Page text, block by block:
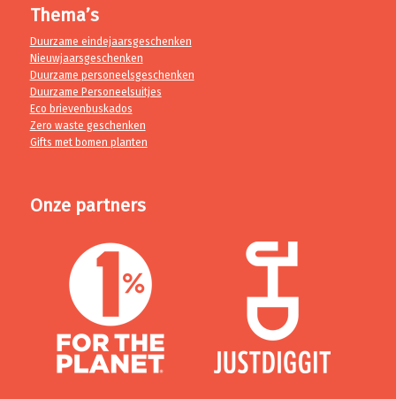
Thema’s
Duurzame eindejaarsgeschenken
Nieuwjaarsgeschenken
Duurzame personeelsgeschenken
Duurzame Personeelsuitjes
Eco brievenbuskados
Zero waste geschenken
Gifts met bomen planten
Onze partners